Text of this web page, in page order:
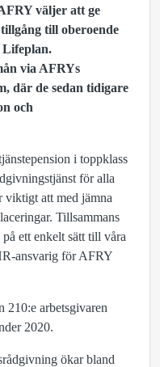
väljer att ge
till oberoende
Lifeplan.
via AFRYs
där de sedan tidigare
och
i toppklass
för alla
viktigt att med jämna
Tillsammans
ett enkelt sätt till våra
ansvarig för AFRY
210:e arbetsgivaren
2020.
ökar bland